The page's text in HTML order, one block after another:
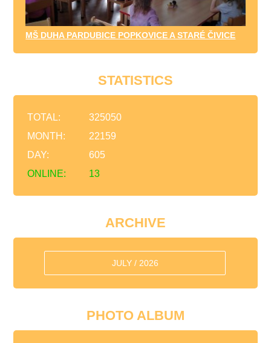
MŠ DUHA PARDUBICE POPKOVICE A STARÉ ČIVICE
STATISTICS
ONLINE: 13
TOTAL:
325050
MONTH:
22159
DAY:
605
ARCHIVE
JULY / 2026
PHOTO ALBUM